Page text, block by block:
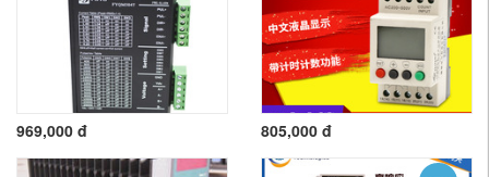
969,000 đ 805,000 đ